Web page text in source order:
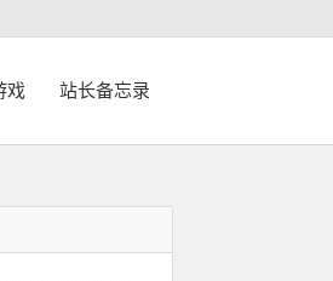
戏 站长备忘录